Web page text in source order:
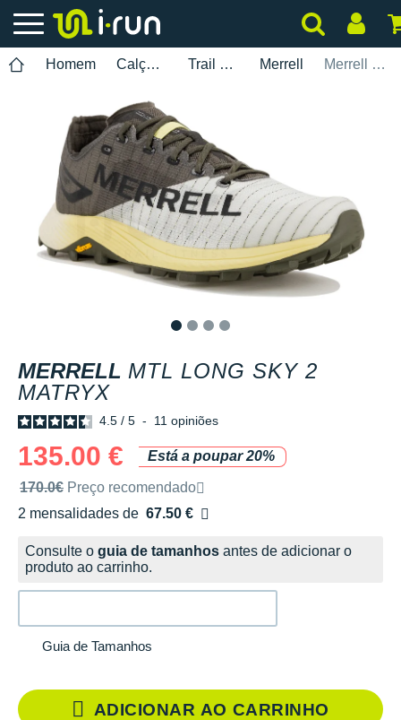
Homem Calçados Trail Running Merrell Merrell MTL Long Sky 2 Matryx
MERRELL MTL LONG SKY 2
MATRYX
4.5 / 5 - 11 opiniões
135.00 €
Está a poupar 20%
Preço de venda recomendado pela marca
170.0€ Preço recomendado
2 mensalidades de 67.50 €
sem custos
Consulte o guia de tamanhos antes de adicionar o
produto ao carrinho.
Guia de Tamanhos
ADICIONAR AO CARRINHO